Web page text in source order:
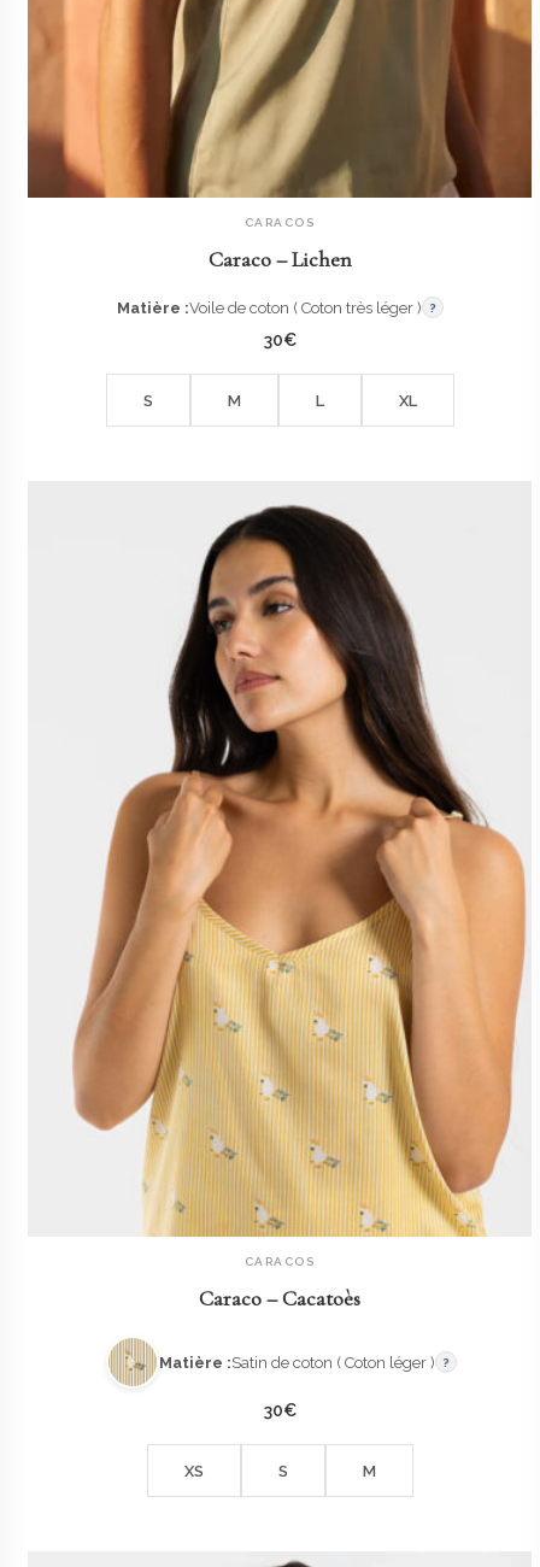
AJOUTER AU PANIER
CARACOS
Caraco – Lichen
Matière :Voile de coton ( Coton très léger ) ?
30€
S M L XL
AJOUTER AU PANIER
CARACOS
Caraco – Cacatoès
Matière :Satin de coton ( Coton léger ) ?
30€
XS S M